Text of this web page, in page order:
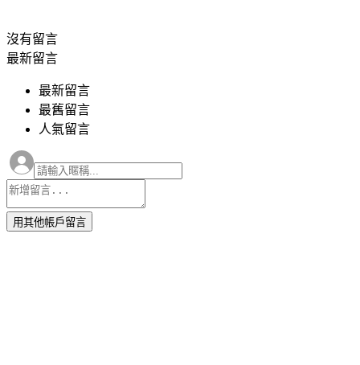
沒有留言
最新留言
最新留言
最舊留言
人氣留言
用其他帳戶留言